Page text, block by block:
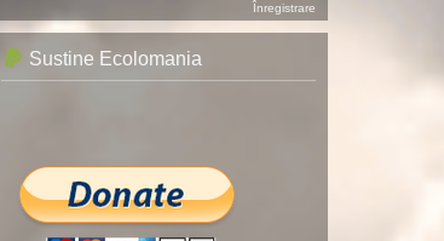
Înregistrare
Sustine Ecolomania